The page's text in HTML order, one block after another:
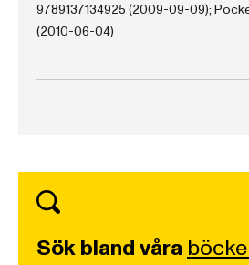
9789137134925 (2009-09-09);
(2010-06-04)
Sök bland våra